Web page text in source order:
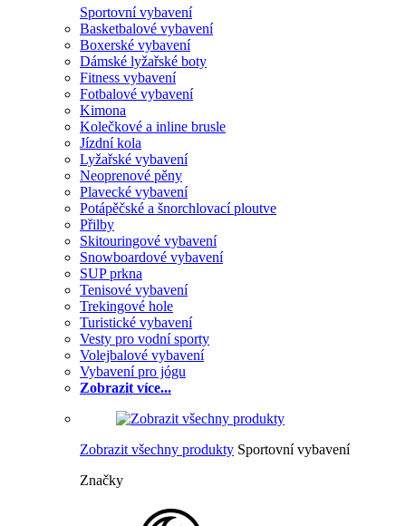
Sportovní vybavení
Basketbalové vybavení
Boxerské vybavení
Dámské lyžařské boty
Fitness vybavení
Fotbalové vybavení
Kimona
Kolečkové a inline brusle
Jízdní kola
Lyžařské vybavení
Neoprenové pěny
Plavecké vybavení
Potápěčské a šnorchlovací ploutve
Přilby
Skitouringové vybavení
Snowboardové vybavení
SUP prkna
Tenisové vybavení
Trekingové hole
Turistické vybavení
Vesty pro vodní sporty
Volejbalové vybavení
Vybavení pro jógu
Zobrazit více...
Zobrazit všechny produkty Sportovní vybavení
Značky